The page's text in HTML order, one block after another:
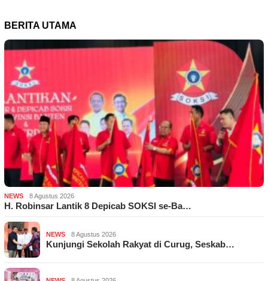
BERITA UTAMA
NEWS 8 Agustus 2026
H. Robinsar Lantik 8 Depicab SOKSI se-Ba…
NEWS 8 Agustus 2026
Kunjungi Sekolah Rakyat di Curug, Seskab…